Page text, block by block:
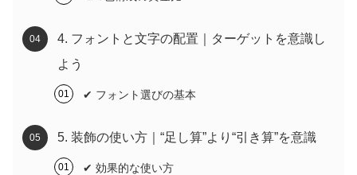
4. フォントと文字の配置｜ターゲットを意識し
よう
✔ フォント選びの基本
5. 装飾の使い方｜“足し算”より“引き算”を意識
✔ 効果的な使い方